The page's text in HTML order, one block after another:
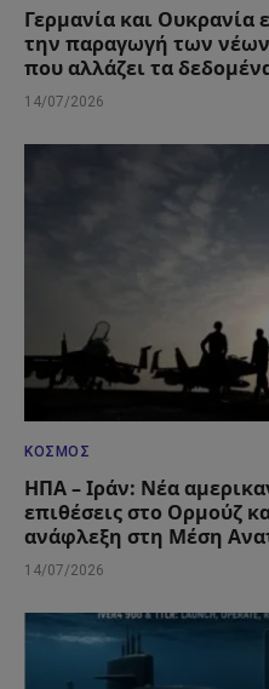
Γερμανία και Ουκρανία
την παραγωγή των νέων
που αλλάζει τα
14/07/2026
ΚΌΣΜΟΣ
ΗΠΑ – Ιράν: Νέα
επιθέσεις στο Ορμούζ
ανάφλεξη στη Μέση
14/07/2026